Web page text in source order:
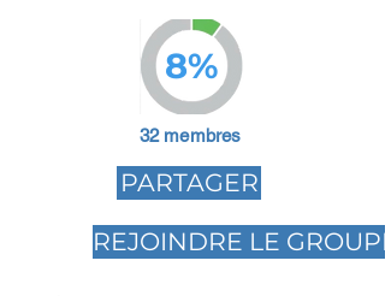
8%
32 membres
PARTAGER
REJOINDRE LE GROUPE